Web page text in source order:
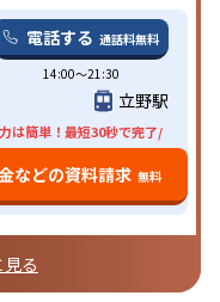
電話する 通話料無料
14:00〜21:30
立野駅
は簡単！最短30秒で完了/
などの資料請求 無料
る